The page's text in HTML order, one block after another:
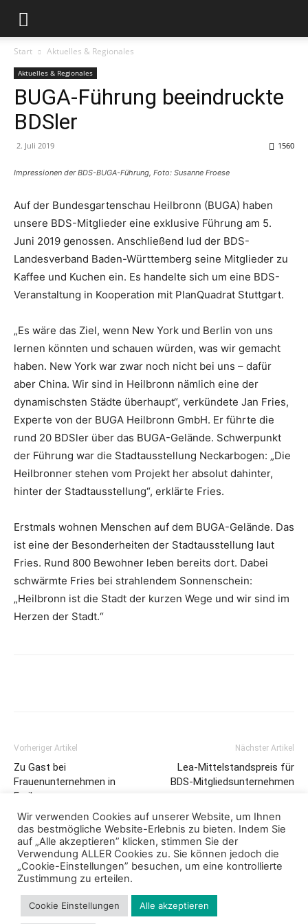
Start Aktuelles & Regionales
Aktuelles & Regionales
BUGA-Führung beeindruckte
BDSler
2. Juli 2019 1560
Impressionen der BDS-BUGA-Führung, Foto: Susanne Froese
Auf der Bundesgartenschau Heilbronn (BUGA) haben
unsere BDS-Mitglieder eine exklusive Führung am 5.
Juni 2019 genossen. Anschließend lud der BDS-
Landesverband Baden-Württemberg seine Mitglieder zu
Kaffee und Kuchen ein. Es handelte sich um eine BDS-
Veranstaltung in Kooperation mit PlanQuadrat Stuttgart.
„Es wäre das Ziel, wenn New York und Berlin von uns
lernen könnten und schauen würden, was wir gemacht
haben. New York war zwar noch nicht bei uns – dafür
aber China. Wir sind in Heilbronn nämlich eine der
dynamischsten Städte überhaupt“, verkündete Jan Fries,
Experte von der BUGA Heilbronn GmbH. Er führte die
rund 20 BDSler über das BUGA-Gelände. Schwerpunkt
der Führung war die Stadtausstellung Neckarbogen: „Die
Heilbronner stehen vom Projekt her absolut dahinter,
hinter der Stadtausstellung“, erklärte Fries.
Erstmals wohnen Menschen auf dem BUGA-Gelände. Das
ist eine der Besonderheiten der Stadtausstellung laut
Fries. Rund 800 Bewohner leben bereits dort. Dabei
schwärmte Fries bei strahlendem Sonnenschein:
„Heilbronn ist die Stadt der kurzen Wege und wir sind im
Herzen der Stadt.“
Vorheriger Artikel
Zu Gast bei
Frauenunternehmen in
Freiburg
Nächster Artikel
Lea-Mittelstandspreis für
BDS-Mitgliedsunternehmen
Wir verwenden Cookies auf unserer Website, um Ihnen
das bestmögliche Website-Erlebnis zu bieten. Indem Sie
auf „Alle akzeptieren” klicken, stimmen Sie der
Verwendung ALLER Cookies zu. Sie können jedoch die
„Cookie-Einstellungen” besuchen, um eine kontrollierte
Zustimmung zu erteilen.
Cookie Einstellungen Alle akzeptieren